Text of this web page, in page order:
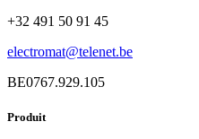
+32 491 50 91 45
electromat@telenet.be
BE0767.929.105
Produit